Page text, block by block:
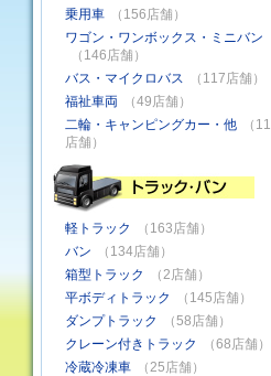
乗用車
（156店舗）
ワゴン・ワンボックス・ミニバン
（146店舗）
バス・マイクロバス
（117店舗）
福祉車両
（49店舗）
二輪・キャンピングカー・他
（11
店舗）
軽トラック
（163店舗）
バン
（134店舗）
箱型トラック
（2店舗）
平ボディトラック
（145店舗）
ダンプトラック
（58店舗）
クレーン付きトラック
（68店舗）
冷蔵冷凍車
（25店舗）